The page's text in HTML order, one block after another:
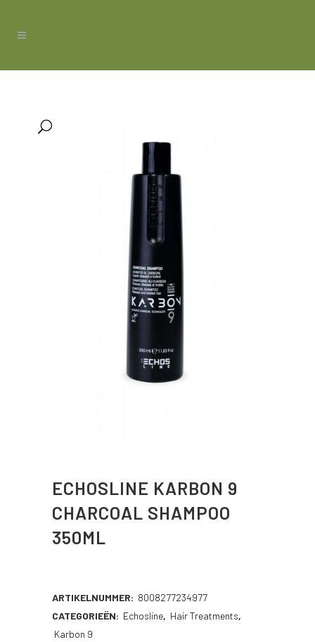
ECHOSLINE KARBON 9
CHARCOAL SHAMPOO
350ML
ARTIKELNUMMER: 8008277234977
CATEGORIEËN: Echosline, Hair Treatments,
Karbon 9